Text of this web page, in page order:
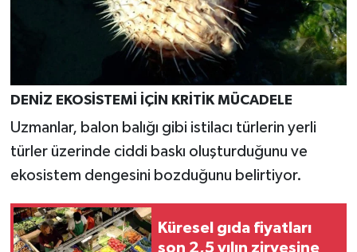
DENİZ EKOSİSTEMİ İÇİN KRİTİK MÜCADELE
Uzmanlar, balon balığı gibi istilacı türlerin yerli
türler üzerinde ciddi baskı oluşturduğunu ve
ekosistem dengesini bozduğunu belirtiyor.
Küresel gıda fiyatları
son 2,5 yılın zirvesine